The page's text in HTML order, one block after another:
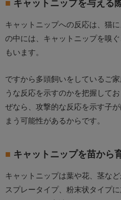
キャットニップへの反応は、猫
の中には、キャットニップを嗅
もいます。
ですから多頭飼いをしているご
うな反応を示すのかを把握して
ぜなら、攻撃的な反応を示す子
まう可能性があるからです。
キャットニップを苗から
キャットニップは葉や花、茎な
スプレータイプ、粉末状タイプ